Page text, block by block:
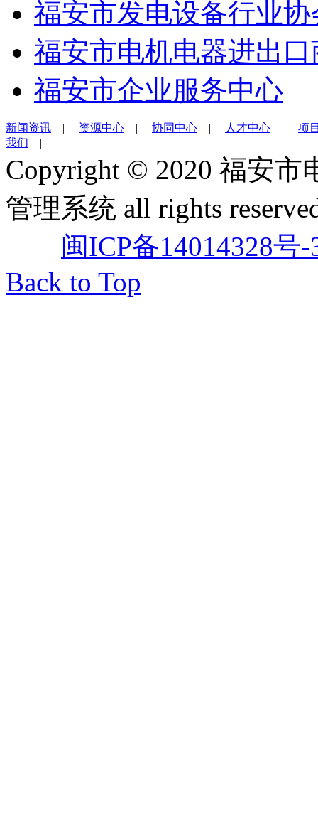
福安市发电设备行业协
福安市电机电器进出口
福安市企业服务中心
新闻资讯 | 资源中心 | 协同中心 | 人才中心 | 项
我们 |
Copyright © 2020 福安
管理系统 all rights
闽ICP备14014328号-
Back to Top